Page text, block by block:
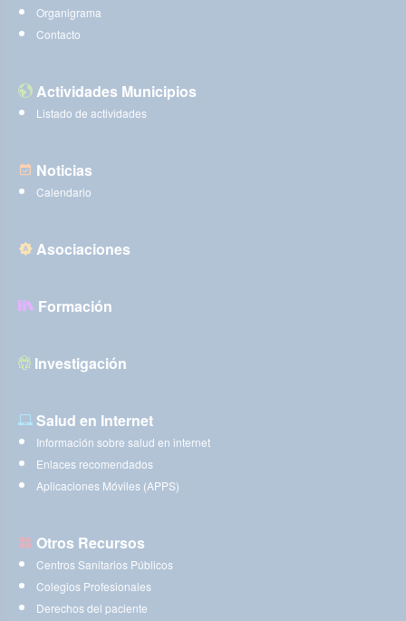
Organigrama
Contacto
Actividades Municipios
Listado de actividades
Noticias
Calendario
Asociaciones
Formación
Investigación
Salud en Internet
Información sobre salud en internet
Enlaces recomendados
Aplicaciones Móviles (APPS)
Otros Recursos
Centros Sanitarios Públicos
Colegios Profesionales
Derechos del paciente